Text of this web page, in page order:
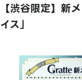
【渋谷限定】新
イス」